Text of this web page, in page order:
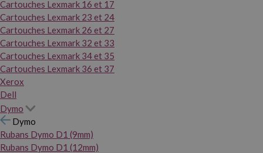
Cartouches Lexmark 16 et 17
Cartouches Lexmark 23 et 24
Cartouches Lexmark 26 et 27
Cartouches Lexmark 32 et 33
Cartouches Lexmark 34 et 35
Cartouches Lexmark 36 et 37
Xerox
Dell
Dymo
Dymo
Rubans Dymo D1 (9mm)
Rubans Dymo D1 (12mm)